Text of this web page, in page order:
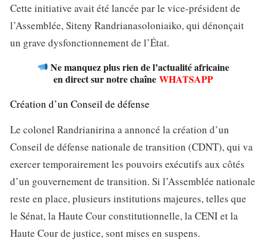
Cette initiative avait été lancée par le vice-président de
l’Assemblée, Siteny Randrianasoloniaiko, qui dénonçait
un grave dysfonctionnement de l’État.
Ne manquez plus rien de l’actualité africaine
en direct sur notre chaîne WHATSAPP
Création d’un Conseil de défense
Le colonel Randrianirina a annoncé la création d’un
Conseil de défense nationale de transition (CDNT), qui va
exercer temporairement les pouvoirs exécutifs aux côtés
d’un gouvernement de transition. Si l’Assemblée nationale
reste en place, plusieurs institutions majeures, telles que
le Sénat, la Haute Cour constitutionnelle, la CENI et la
Haute Cour de justice, sont mises en suspens.